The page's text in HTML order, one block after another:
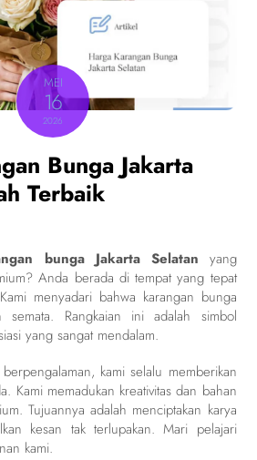
MEI
16
2026
Bunga Jakarta
Terbaik
bunga Jakarta Selatan yang
Anda berada di tempat yang tepat
menyadari bahwa karangan bunga
semata. Rangkaian ini adalah simbol
yang sangat mendalam.
kami selalu memberikan
Kami memadukan kreativitas dan bahan
Tujuannya adalah menciptakan karya
kesan tak terlupakan. Mari pelajari
kami.